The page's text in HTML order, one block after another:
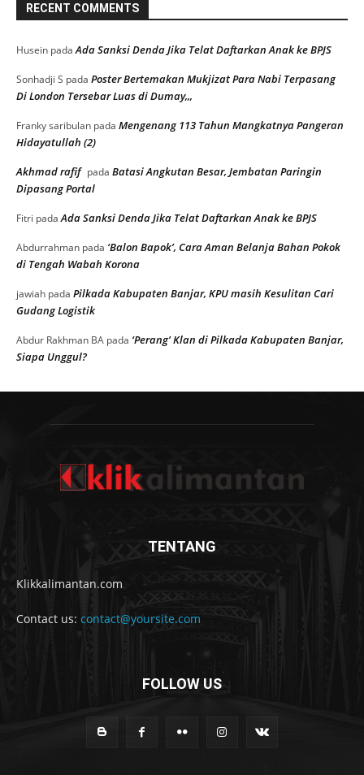
RECENT COMMENTS
Husein padaAda Sanksi Denda Jika Telat Daftarkan Anak ke BPJS
Sonhadji S pada Poster Bertemakan Mukjizat Para Nabi Terpasang
Di London Tersebar Luas di Dumay,,,
Franky saribulan pada Mengenang 113 Tahun Mangkatnya Pangeran
Hidayatullah (2)
Akhmad rafif pada Batasi Angkutan Besar, Jembatan Paringin
Dipasang Portal
Fitri padaAda Sanksi Denda Jika Telat Daftarkan Anak ke BPJS
Abdurrahman pada ‘Balon Bapok’, Cara Aman Belanja Bahan Pokok
di Tengah Wabah Korona
jawiah pada Pilkada Kabupaten Banjar, KPU masih Kesulitan Cari
Gudang Logistik
Abdur Rakhman BA pada ‘Perang’ Klan di Pilkada Kabupaten Banjar,
Siapa Unggul?
TENTANG
Klikkalimantan.com
Contact us: contact@yoursite.com
FOLLOW US